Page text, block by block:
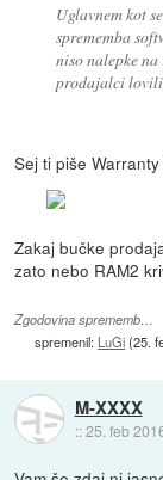
Uglavnem kot
sprememba
niso nalepke
prodajalci lovili
Sej ti piše
Zakaj bučke
zato nebo RAM2
Zgodovina sprememb…
spremenil: LuGi(25.
M-XXXX
::25. feb